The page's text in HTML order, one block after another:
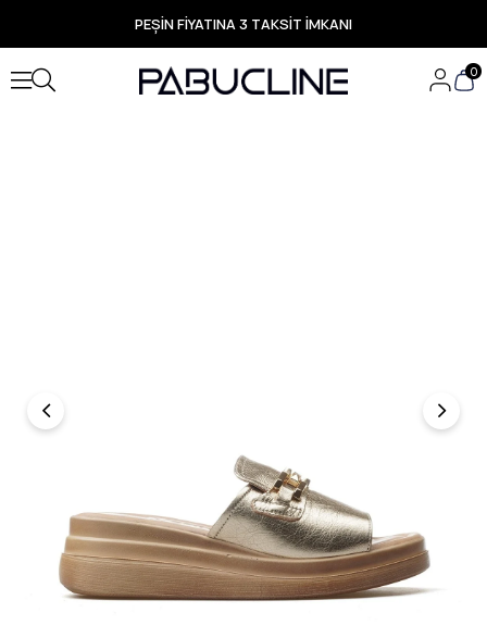
PEŞİN FİYATINA 3 TAKSİT İMKANI
TÜM ÜRÜNLERDE ÜCRETSİZ KARGO
Yeni Sezon Ürünlerde Özel Fırsatlar
Seçili Ürünlerde Hızlı Teslimat
0